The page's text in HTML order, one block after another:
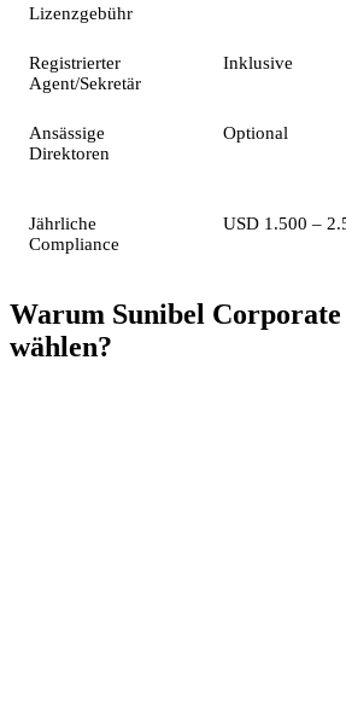
Lizenzgebühr
Registrierter
Agent/Sekretär
Inklusive
Ansässige
Direktoren
Optional
Jährliche
Compliance
USD 1.500 –
Warum Sunibel Corporate
wählen?